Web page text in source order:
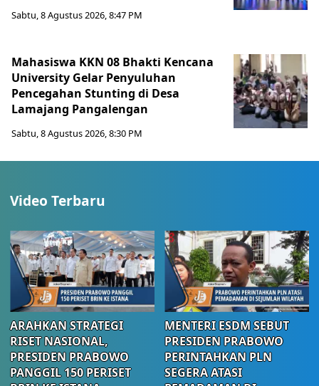
Sabtu, 8 Agustus 2026, 8:47 PM
Mahasiswa KKN 08 Bhakti Kencana
University Gelar Penyuluhan
Pencegahan Stunting di Desa
Lamajang Pangalengan
Sabtu, 8 Agustus 2026, 8:30 PM
Video Terbaru
ARAHKAN STRATEGI
RISET NASIONAL,
PRESIDEN PRABOWO
PANGGIL 150 PERISET
MENTERI ESDM SEBUT
PRESIDEN PRABOWO
PERINTAHKAN PLN
SEGERA ATASI